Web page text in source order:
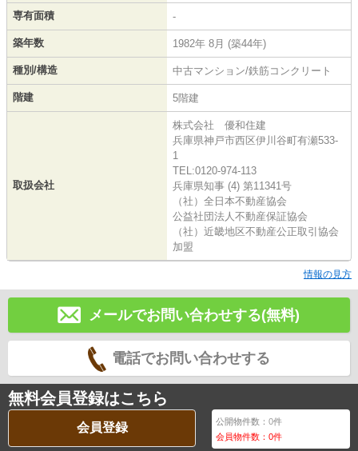
専有面積 -
築年数 1982年 8月 (築44年)
種別/構造 中古マンション/鉄筋コンクリート
階建 5階建
取扱会社
株式会社 優和住建
兵庫県神戸市西区伊川谷町有瀬533-
1
TEL:0120-974-113
兵庫県知事 (4) 第11341号
（社）全日本不動産協会
公益社団法人不動産保証協会
（社）近畿地区不動産公正取引協会
加盟
情報の見方
メールでお問い合わせする(無料)
電話でお問い合わせする
無料会員登録はこちら
会員登録 公開物件数：0件
会員物件数：0件